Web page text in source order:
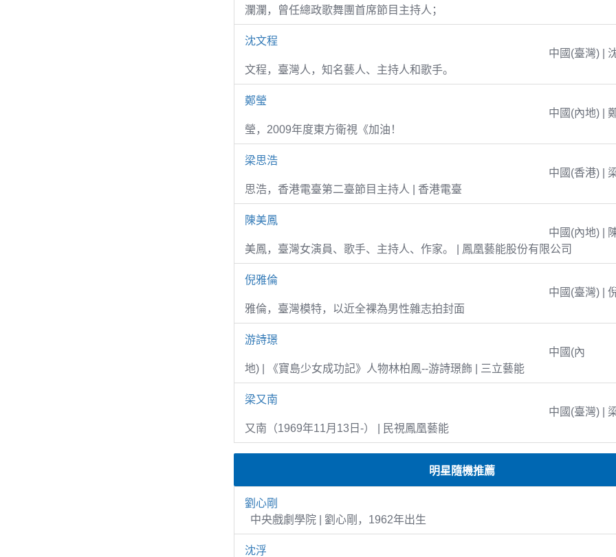
瀾瀾，曾任總政歌舞團首席節目主持人；
沈文程
中國(臺灣) |
文程，臺灣人，知名藝人、主持人和歌手。
鄭瑩
中國(內地) |
瑩，2009年度東方衛視《加油！
梁思浩
中國(香港) |
思浩，香港電臺第二臺節目主持人 | 香港電臺
陳美鳳
中國(內地) |
美鳳，臺灣女演員、歌手、主持人、作家。 | 鳳凰藝能股份有限公司
倪雅倫
中國(臺灣) |
雅倫，臺灣模特，以近全裸為男性雜志拍封面
游詩璟
中國(內
地) | 《寶島少女成功記》人物林柏鳳--游詩璟飾 | 三立藝能
梁又南
中國(臺灣) |
又南（1969年11月13日-） | 民視鳳凰藝能
明星隨機推薦
劉心剛
中央戲劇學院 | 劉心剛，1962年出生
沈浮